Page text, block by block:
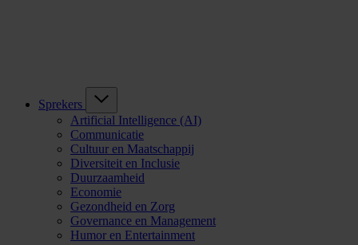
Sprekers
Artificial Intelligence (AI)
Communicatie
Cultuur en Maatschappij
Diversiteit en Inclusie
Duurzaamheid
Economie
Gezondheid en Zorg
Governance en Management
Humor en Entertainment